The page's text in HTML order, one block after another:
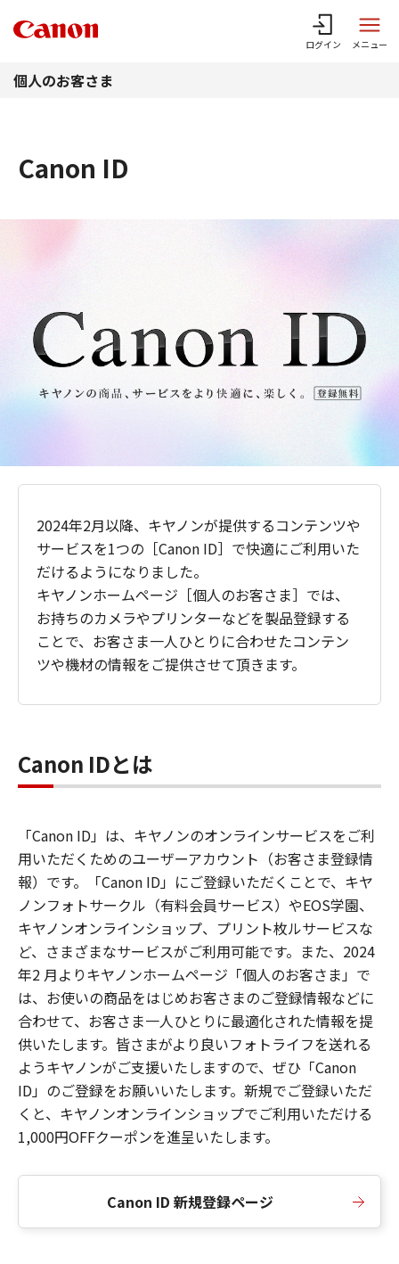
ログイン メニュー
個人のお客さま
Canon ID
2024年2月以降、キヤノンが提供するコンテンツや
サービスを1つの［Canon ID］で快適にご利用いた
だけるようになりました。
キヤノンホームページ［個人のお客さま］では、
お持ちのカメラやプリンターなどを製品登録する
ことで、お客さま一人ひとりに合わせたコンテン
ツや機材の情報をご提供させて頂きます。
Canon IDとは
「Canon ID」は、キヤノンのオンラインサービスをご利
用いただくためのユーザーアカウント（お客さま登録情
報）です。「Canon ID」にご登録いただくことで、キヤ
ノンフォトサークル（有料会員サービス）やEOS学園、
キヤノンオンラインショップ、プリント枚ルサービスな
ど、さまざまなサービスがご利用可能です。また、2024
年2 月よりキヤノンホームページ「個人のお客さま」で
は、お使いの商品をはじめお客さまのご登録情報などに
合わせて、お客さま一人ひとりに最適化された情報を提
供いたします。皆さまがより良いフォトライフを送れる
ようキヤノンがご支援いたしますので、ぜひ「Canon
ID」のご登録をお願いいたします。新規でご登録いただ
くと、キヤノンオンラインショップでご利用いただける
1,000円OFFクーポンを進呈いたします。
Canon ID 新規登録ページ